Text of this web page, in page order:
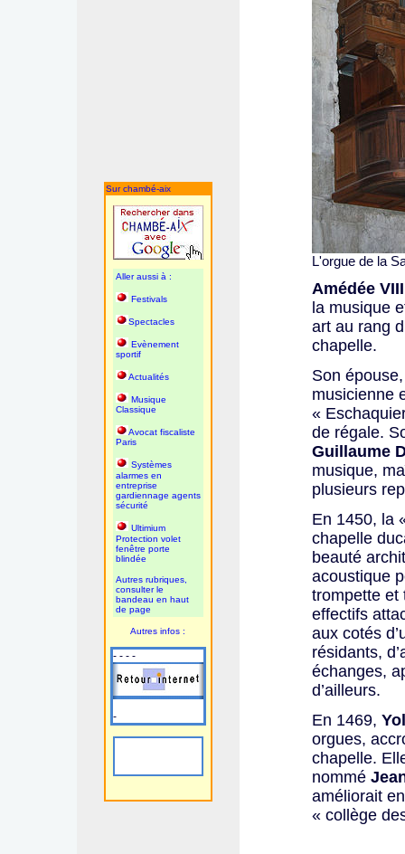
Sur chambé-aix
Aller aussi à :
Festivals
Spectacles
Evènement
sportif
Actualités
Musique
Classique
Avocat fiscaliste
Paris
Systèmes
alarmes en
entreprise
gardiennage agents
sécurité
Ultimium
Protection volet
fenêtre porte
blindée
Autres rubriques,
consulter le
bandeau en haut
de page
Autres infos :
- - - -
-
L'orgue de la
Amédée VIII
la musique
art au rang
chapelle.
Son
musicienne
«
de régale.
Guillaume
musique,
plusieurs
En 1450, la
chapelle
beauté
acoustique
trompette et
effectifs
aux cotés
résidants,
échanges,
d’ailleurs.
En 1469,
orgues,
chapelle.
nommé
améliorait
« collège